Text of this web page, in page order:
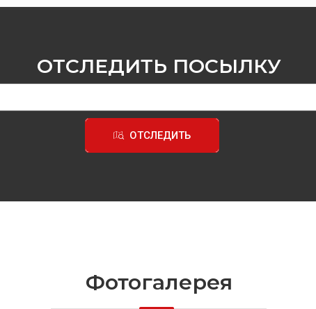
ОТСЛЕДИТЬ ПОСЫЛКУ
ОТСЛЕДИТЬ
Фотогалерея